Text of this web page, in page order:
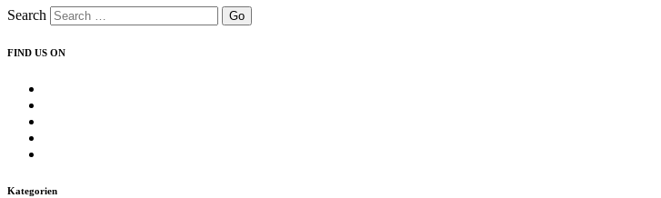
Search
FIND US ON
anzeigen
Instagram
auf
UCHEzoa4kYDNenjlP_C_gKIg
Kategorien